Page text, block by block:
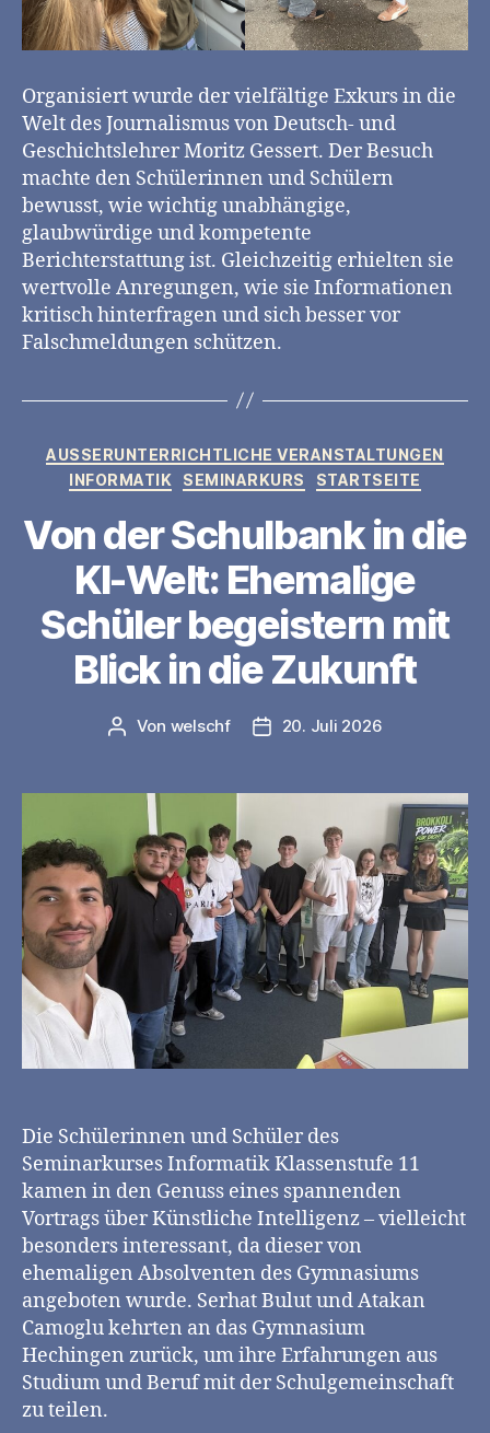
Organisiert wurde der vielfältige Exkurs in die
Welt des Journalismus von Deutsch- und
Geschichtslehrer Moritz Gessert. Der Besuch
machte den Schülerinnen und Schülern
bewusst, wie wichtig unabhängige,
glaubwürdige und kompetente
Berichterstattung ist. Gleichzeitig erhielten sie
wertvolle Anregungen, wie sie Informationen
kritisch hinterfragen und sich besser vor
Falschmeldungen schützen.
Kategorien
AUSSERUNTERRICHTLICHE VERANSTALTUNGEN
INFORMATIK
SEMINARKURS STARTSEITE
Von der Schulbank in die
KI-Welt: Ehemalige
Schüler begeistern mit
Blick in die Zukunft
Beitragsautor
Von welschf Veröffentlichungsdatum
20. Juli 2026
Die Schülerinnen und Schüler des
Seminarkurses Informatik Klassenstufe 11
kamen in den Genuss eines spannenden
Vortrags über Künstliche Intelligenz – vielleicht
besonders interessant, da dieser von
ehemaligen Absolventen des Gymnasiums
angeboten wurde. Serhat Bulut und Atakan
Camoglu kehrten an das Gymnasium
Hechingen zurück, um ihre Erfahrungen aus
Studium und Beruf mit der Schulgemeinschaft
zu teilen.